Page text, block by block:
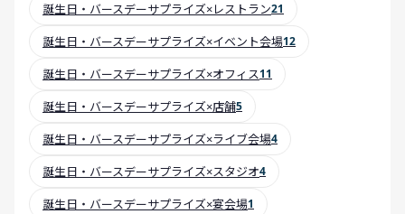
誕生日・バースデーサプライズ×レストラン21
誕生日・バースデーサプライズ×イベント会場12
誕生日・バースデーサプライズ×オフィス11
誕生日・バースデーサプライズ×店舗5
誕生日・バースデーサプライズ×ライブ会場4
誕生日・バースデーサプライズ×スタジオ4
誕生日・バースデーサプライズ×宴会場1